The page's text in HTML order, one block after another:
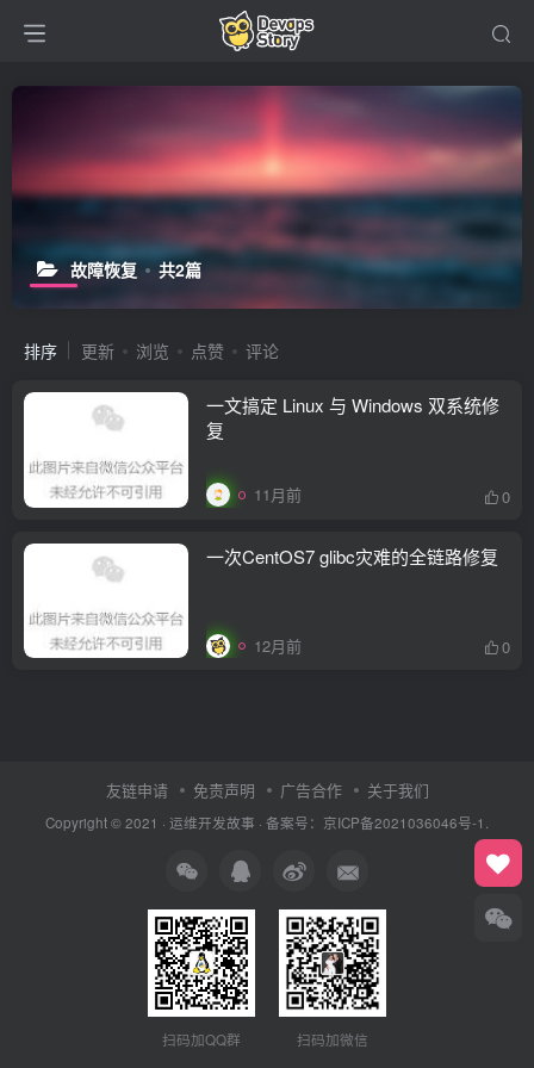
故障恢复 共2篇
排序 更新 浏览 点赞 评论
一文搞定 Linux 与 Windows 双系统修
复
11月前 0
一次CentOS7 glibc灾难的全链路修复
12月前 0
友链申请 免责声明 广告合作 关于我们
Copyright © 2021 · 运维开发故事 · 备案号：京ICP备2021036046号-1.
扫码加QQ群 扫码加微信